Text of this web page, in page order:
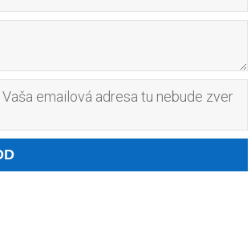
emailová adresa tu nebude zver